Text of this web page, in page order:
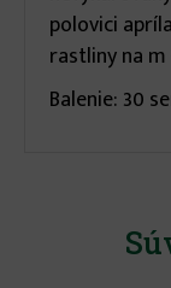
polovici
rastliny na m
Balenie: 30